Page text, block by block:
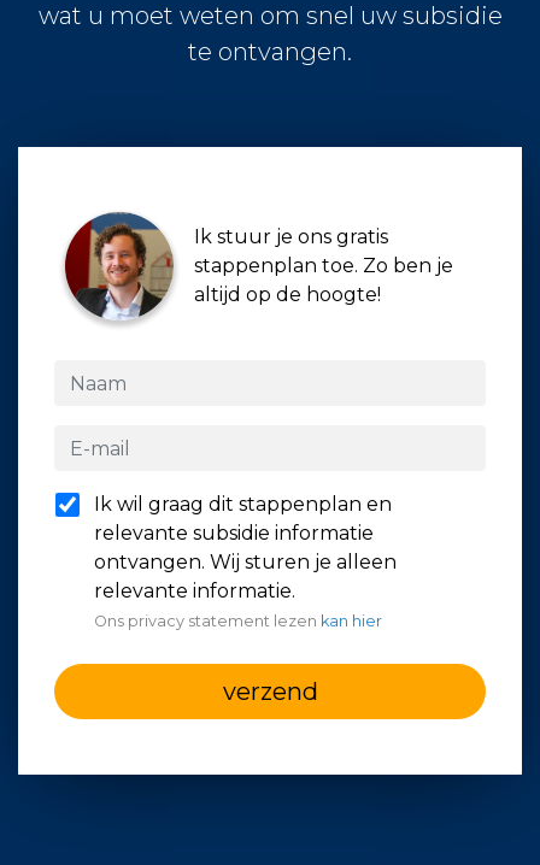
wat u moet weten om snel uw subsidie
te ontvangen.
Ik stuur je ons gratis
stappenplan toe. Zo ben je
altijd op de hoogte!
Ik wil graag dit stappenplan en
relevante subsidie informatie
ontvangen. Wij sturen je alleen
relevante informatie.
Ons privacy statement lezen kan hier
verzend